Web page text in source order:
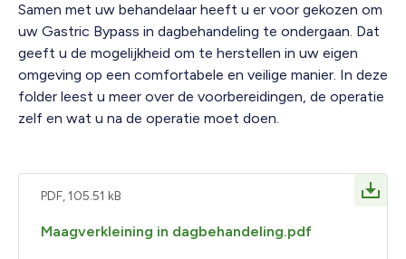
Samen met uw behandelaar heeft u er voor gekozen om
uw Gastric Bypass in dagbehandeling te ondergaan. Dat
geeft u de mogelijkheid om te herstellen in uw eigen
omgeving op een comfortabele en veilige manier. In deze
folder leest u meer over de voorbereidingen, de operatie
zelf en wat u na de operatie moet doen.
PDF, 105.51 kB
Maagverkleining in dagbehandeling.pdf